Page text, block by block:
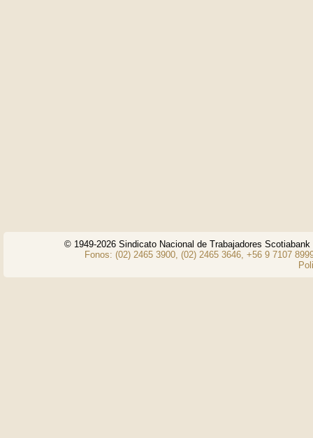
© 1949-2026 Sindicato Nacional de Trabajadores
Fonos: (02) 2465 3900, (02) 2465 3646, +56 9 7107